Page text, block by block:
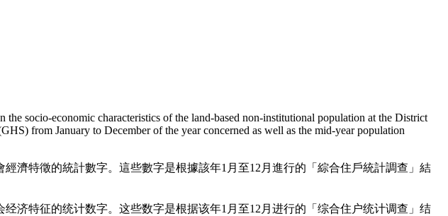
socio-economic characteristics of the land-based non-institutional population at the District
from January to December of the year concerned as well as the mid-year population
濟特徵的統計數字。這些數字是根據該年1月至12月進行的「綜合住戶統計調查」結
济特征的统计数字。这些数字是根据该年1月至12月进行的「综合住户统计调查」结